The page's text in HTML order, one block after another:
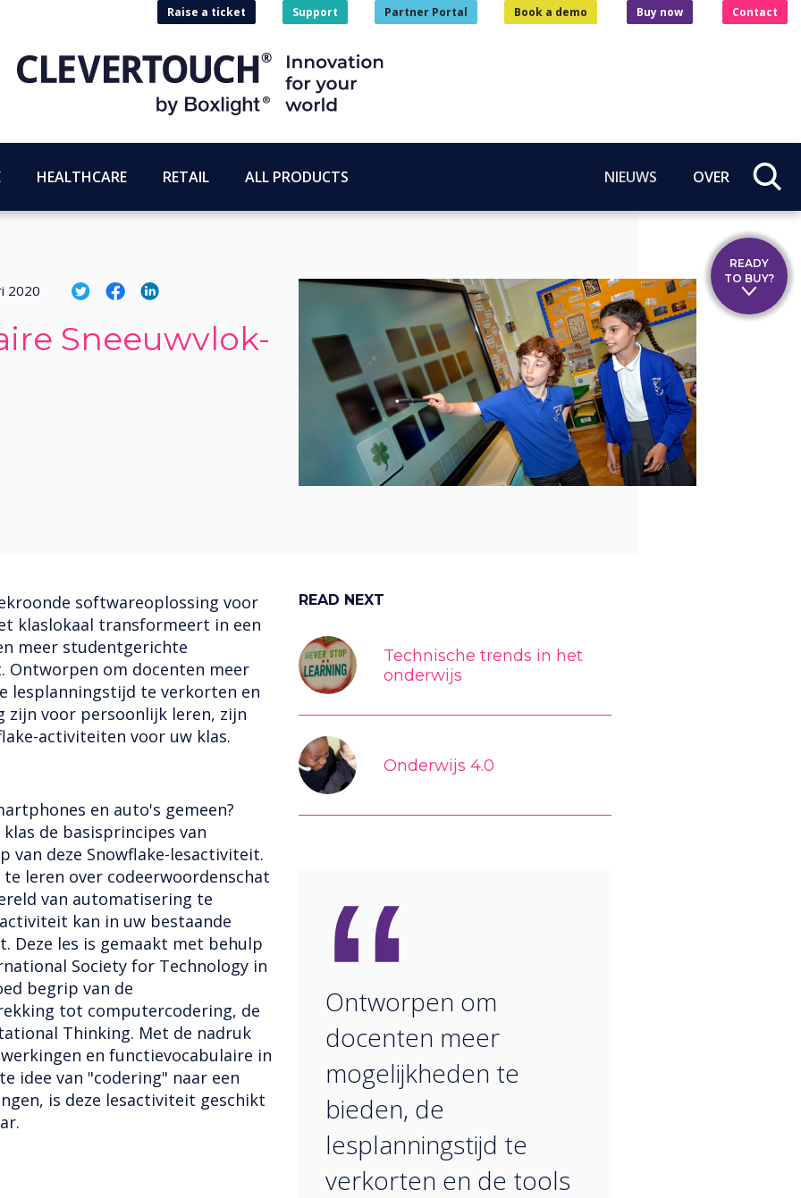
Raise a ticket Support Partner Portal Book a demo Buy now Contact
HEALTHCARE RETAIL ALL PRODUCTS NIEUWS OVER
2020
Sneeuwvlok-
softwareoplossing voor
klaslokaal transformeert in een
meer studentgerichte
Ontworpen om docenten meer
lesplanningstijd te verkorten en
zijn voor persoonlijk leren, zijn
activiteiten voor uw klas.
en auto's gemeen?
de basisprincipes van
van deze Snowflake-lesactiviteit.
leren over codeerwoordenschat
van automatisering te
kan in uw bestaande
Deze les is gemaakt met behulp
Society for Technology in
begrip van de
tot computercodering, de
Thinking. Met de nadruk
en functievocabulaire in
idee van "codering" naar een
is deze lesactiviteit geschikt
READ NEXT
Technische trends in het
onderwijs
Onderwijs 4.0
“
Ontworpen om
docenten meer
mogelijkheden te
bieden, de
lesplanningstijd te
verkorten en de tools
READY
TO BUY?